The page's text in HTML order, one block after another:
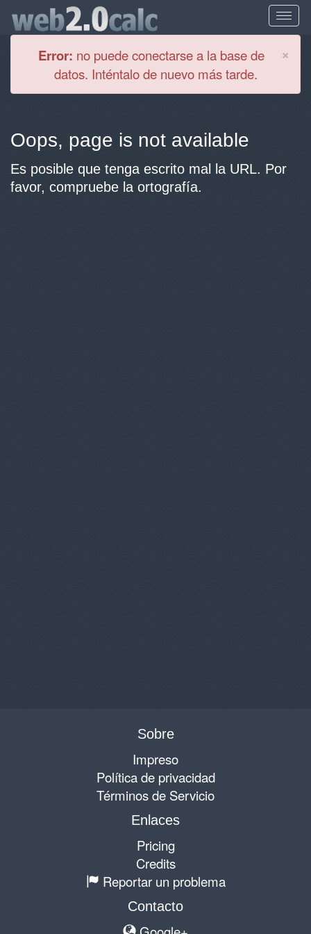
×
Error: no puede conectarse a la base de
datos. Inténtalo de nuevo más tarde.
Oops, page is not available
Es posible que tenga escrito mal la URL. Por
favor, compruebe la ortografía.
Sobre
Impreso
Política de privacidad
Términos de Servicio
Enlaces
Pricing
Credits
Reportar un problema
Contacto